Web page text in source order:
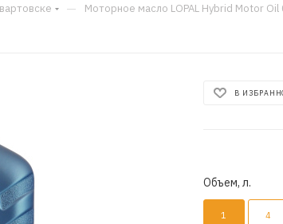
— Моторное масло LOPAL Hybrid Motor Oil
В
Объем, л.
1 4